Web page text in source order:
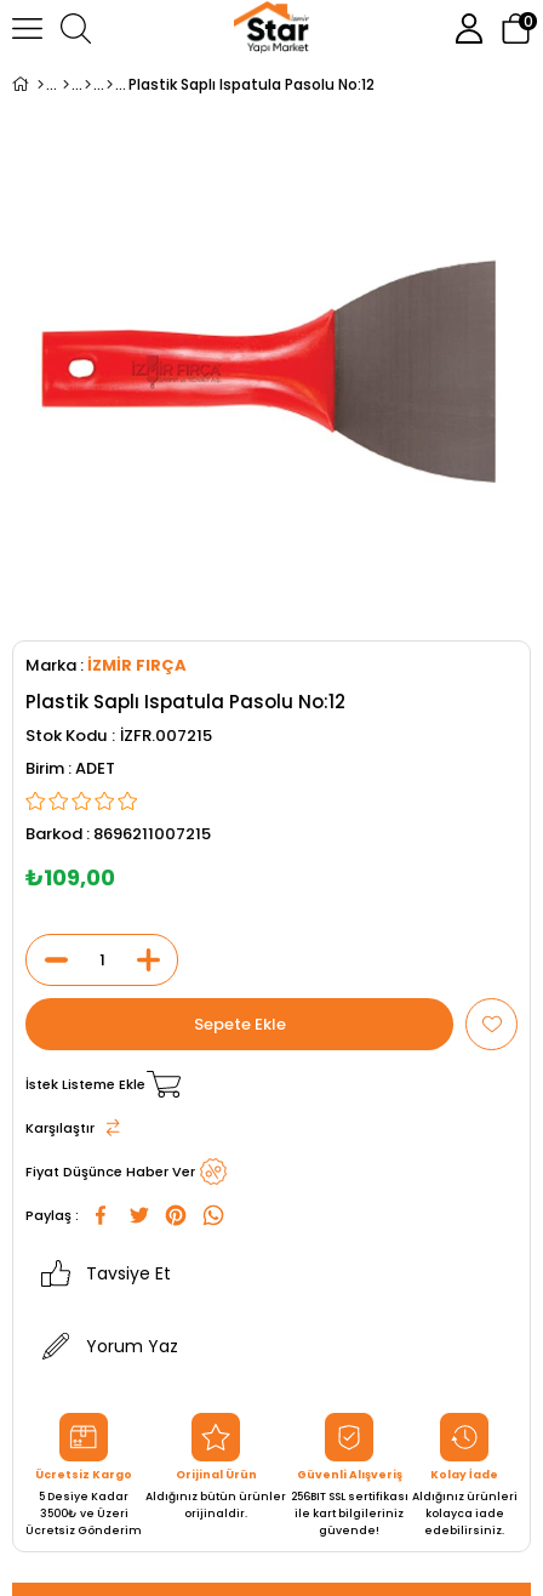
0
Plastik Saplı Ispatula Pasolu No:12
Marka :İZMİR FIRÇA
Plastik Saplı Ispatula Pasolu No:12
Stok Kodu
İZFR.007215
ADET
Barkod : 8696211007215
₺109,00
İstek Listeme Ekle
Karşılaştır
Fiyat Düşünce Haber Ver
Paylaş :
Tavsiye Et
Yorum Yaz
Ücretsiz Kargo
5 Desiye Kadar
3500₺ ve Üzeri
Ücretsiz Gönderim
Orijinal Ürün
Aldığınız bütün ürünler
orijinaldir.
Güvenli Alışveriş
256BIT SSL sertifikası
ile kart bilgileriniz
güvende!
Kolay İade
Aldığınız ürünleri
kolayca iade
edebilirsiniz.